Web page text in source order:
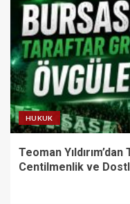
HUKUK
Teoman
Centilmenlik ve